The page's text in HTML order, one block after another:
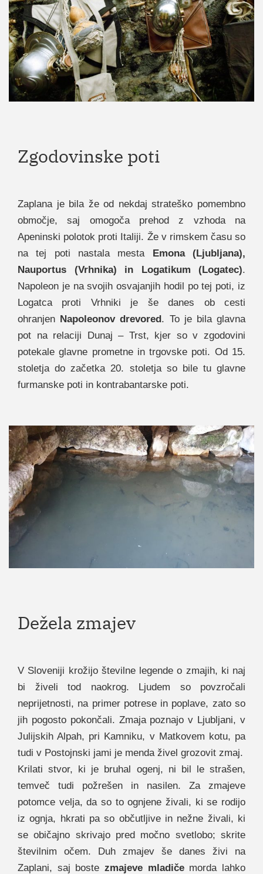
Zgodovinske poti
Zaplana je bila že od nekdaj strateško pomembno
območje, saj omogoča prehod z vzhoda na
Apeninski polotok proti Italiji. Že v rimskem času so
na tej poti nastala mesta Emona (Ljubljana),
Nauportus (Vrhnika) in Logatikum (Logatec).
Napoleon je na svojih osvajanjih hodil po tej poti, iz
Logatca proti Vrhniki je še danes ob cesti
ohranjen Napoleonov drevored. To je bila glavna
pot na relaciji Dunaj – Trst, kjer so v zgodovini
potekale glavne prometne in trgovske poti. Od 15.
stoletja do začetka 20. stoletja so bile tu glavne
furmanske poti in kontrabantarske poti.
Dežela zmajev
V Sloveniji krožijo številne legende o zmajih, ki naj
bi živeli tod naokrog. Ljudem so povzročali
neprijetnosti, na primer potrese in poplave, zato so
jih pogosto pokončali. Zmaja poznajo v Ljubljani, v
Julijskih Alpah, pri Kamniku, v Matkovem kotu, pa
tudi v Postojnski jami je menda živel grozovit zmaj.
Krilati stvor, ki je bruhal ogenj, ni bil le strašen,
temveč tudi požrešen in nasilen. Za zmajeve
potomce velja, da so to ognjene živali, ki se rodijo
iz ognja, hkrati pa so občutljive in nežne živali, ki
se običajno skrivajo pred močno svetlobo; skrite
številnim očem. Duh zmajev še danes živi na
Zaplani, saj boste zmajeve mladičemorda lahko